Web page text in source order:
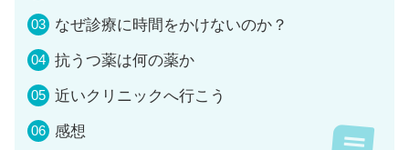
なぜ診療に時間をかけないのか？
抗うつ薬は何の薬か
近いクリニックへ行こう
感想